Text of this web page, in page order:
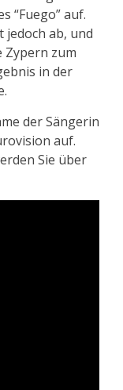
“Fuego” auf.
jedoch ab, und
Zypern zum
in der
der Sängerin
auf.
Sie über